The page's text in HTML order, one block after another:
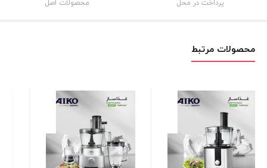
پرداخت در محل محصولات اصل
محصولات مرتبط